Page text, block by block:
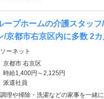
ープホームの介護スタッ
/京都市右京区内に多数 2カ
ーネット
京都市 右京区
時給1,400円～2,125円
派遣社員
調理や掃除・洗濯などの家事を一緒